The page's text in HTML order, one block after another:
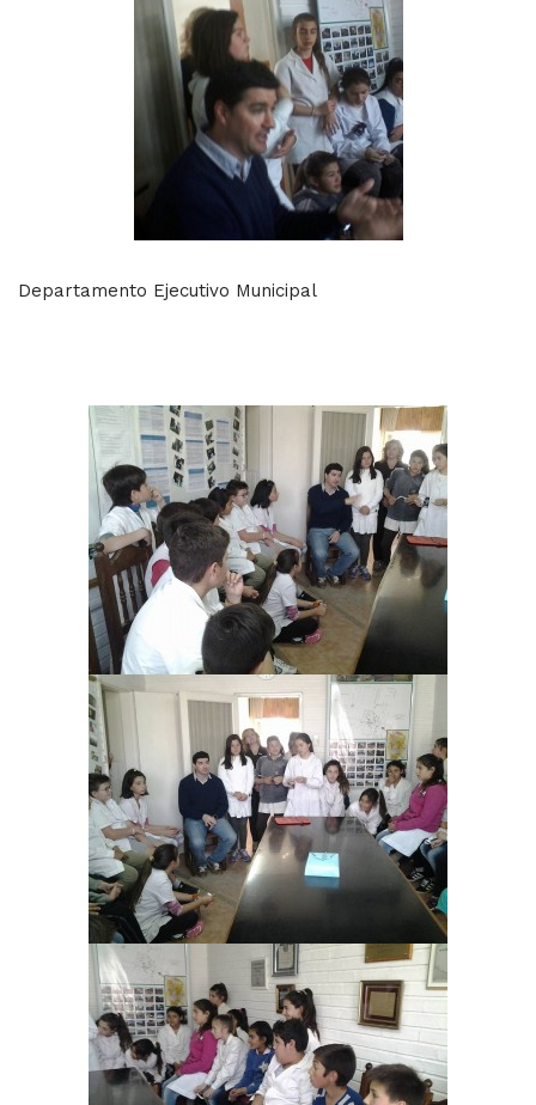
Departamento Ejecutivo Municipal